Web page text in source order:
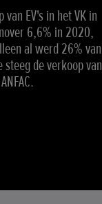
EV's in het VK in
6,6% in 2020,
al werd 26% van
de verkoop van